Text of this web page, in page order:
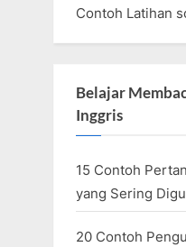
Contoh Latihan
Belajar
Inggris
15 Contoh
yang Sering
20 Contoh